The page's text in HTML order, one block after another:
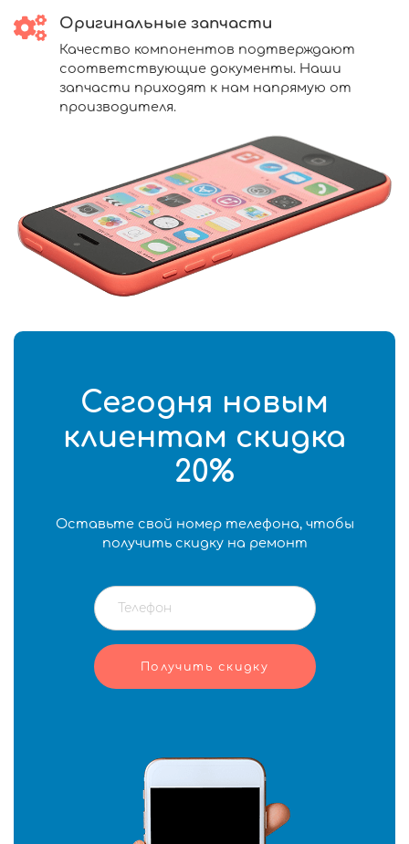
Оригинальные запчасти
Качество компонентов подтверждают
соответствующие документы. Наши
запчасти приходят к нам напрямую от
производителя.
Сегодня новым
клиентам скидка
20%
Оставьте свой номер телефона, чтобы
получить скидку на ремонт